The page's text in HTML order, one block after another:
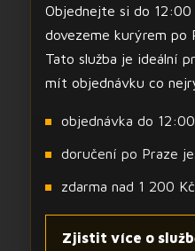
Objednejte si do 12:00
dovezeme kurýrem po
Tato služba je ideální
mít objednávku co
objednávka do 12:00
doručení po Praze
zdarma nad 1 200 Kč
Zjistit více o